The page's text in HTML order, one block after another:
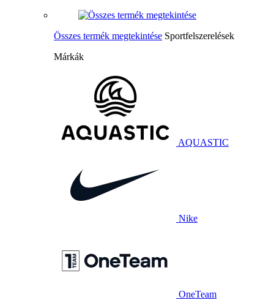
Összes termék megtekintése Sportfelszerelések
Márkák
AQUASTIC
Nike
OneTeam